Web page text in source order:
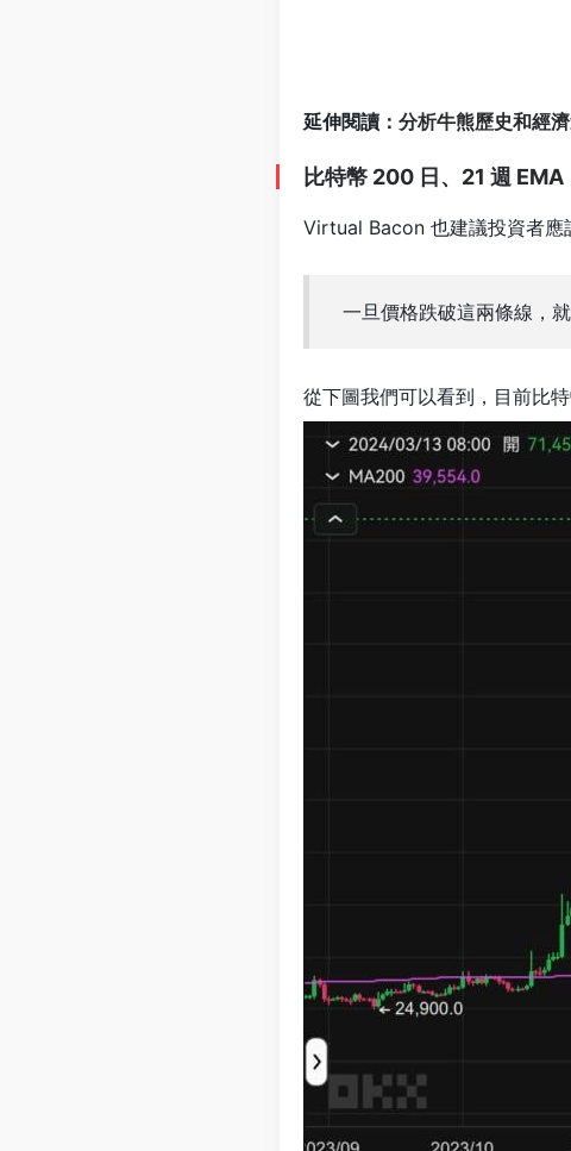
延伸閱讀： 分析牛熊歷史和經
比特幣 200 日、21 週 EMA
Virtual Bacon 也建議投資者應
一旦價格跌破這兩條線，
從下圖我們可以看到，目前比